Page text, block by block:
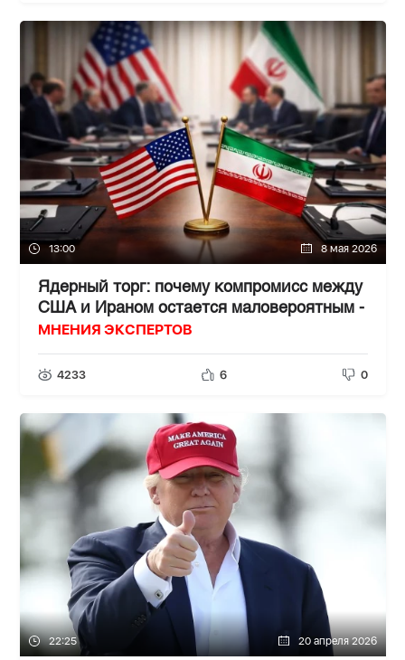
13:00 8 мая 2026
Ядерный торг: почему компромисс между
США и Ираном остается маловероятным -
МНЕНИЯ ЭКСПЕРТОВ
4233 6 0
22:25 20 апреля 2026